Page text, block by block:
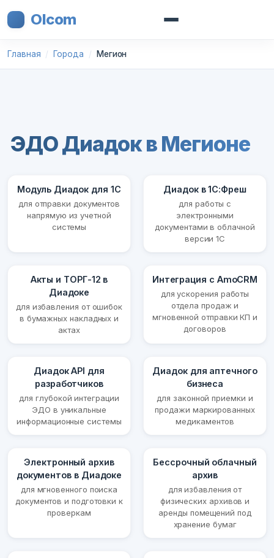
Olcom
Главная Города Мегион
ЭДО Диадок в Мегионе
Модуль Диадок для 1С
для отправки документов
напрямую из учетной
системы
Диадок в 1С:Фреш
для работы с
электронными
документами в облачной
версии 1С
Акты и ТОРГ-12 в
Диадоке
для избавления от ошибок
в бумажных накладных и
актах
Интеграция с AmoCRM
для ускорения работы
отдела продаж и
мгновенной отправки КП и
договоров
Диадок API для
разработчиков
для глубокой интеграции
ЭДО в уникальные
информационные системы
Диадок для аптечного
бизнеса
для законной приемки и
продажи маркированных
медикаментов
Электронный архив
документов в Диадоке
для мгновенного поиска
документов и подготовки к
проверкам
Бессрочный облачный
архив
для избавления от
физических архивов и
аренды помещений под
хранение бумаг